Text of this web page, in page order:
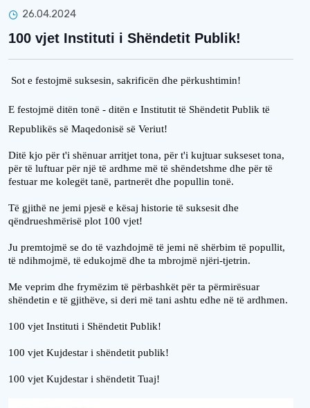
26.04.2024
100 vjet Instituti i Shëndetit Publik!
Sot e festojmë suksesin, sakrificën dhe përkushtimin!
E festojmë ditën tonë - ditën e Institutit të Shëndetit Publik të
Republikës së Maqedonisë së Veriut!
Ditë kjo për t'i shënuar arritjet tona, për t'i kujtuar sukseset tona,
për të luftuar për një të ardhme më të shëndetshme dhe për të
festuar me kolegët tanë, partnerët dhe popullin tonë.
Të gjithë ne jemi pjesë e kësaj historie të suksesit dhe
qëndrueshmërisë plot 100 vjet!
Ju premtojmë se do të vazhdojmë të jemi në shërbim të popullit,
të ndihmojmë, të edukojmë dhe ta mbrojmë njëri-tjetrin.
Me veprim dhe frymëzim të përbashkët për ta përmirësuar
shëndetin e të gjithëve, si deri më tani ashtu edhe në të ardhmen.
100 vjet Instituti i Shëndetit Publik!
100 vjet Kujdestar i shëndetit publik!
100 vjet Kujdestar i shëndetit Tuaj!